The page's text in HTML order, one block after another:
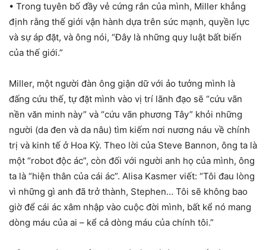
• Trong tuyên bố đầy vẻ cứng rắn của mình, Miller khẳng
định rằng thế giới vận hành dựa trên sức mạnh, quyền lực
và sự áp đặt, và ông nói, “Đây là những quy luật bất biến
của thế giới.”
Miller, một người đàn ông giận dữ với ảo tưởng mình là
đấng cứu thế, tự đặt mình vào vị trí lãnh đạo sẽ “cứu vãn
nền văn minh này” và “cứu vãn phương Tây” khỏi những
người (da đen và da nâu) tìm kiếm nơi nương náu về chính
trị và kinh tế ở Hoa Kỳ. Theo lời của Steve Bannon, ông ta là
một “robot độc ác”, còn đối với người anh họ của mình, ông
ta là “hiện thân của cái ác”. Alisa Kasmer viết: “Tôi đau lòng
vì những gì anh đã trở thành, Stephen… Tôi sẽ không bao
giờ để cái ác xâm nhập vào cuộc đời mình, bất kể nó mang
dòng máu của ai – kể cả dòng máu của chính tôi.”